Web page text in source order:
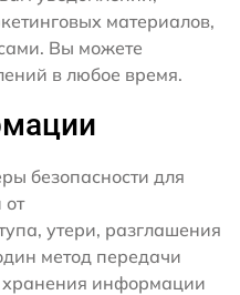
материалов,
Вы можете
в любое время.
безопасности для
утери, разглашения
метод передачи
хранения информации